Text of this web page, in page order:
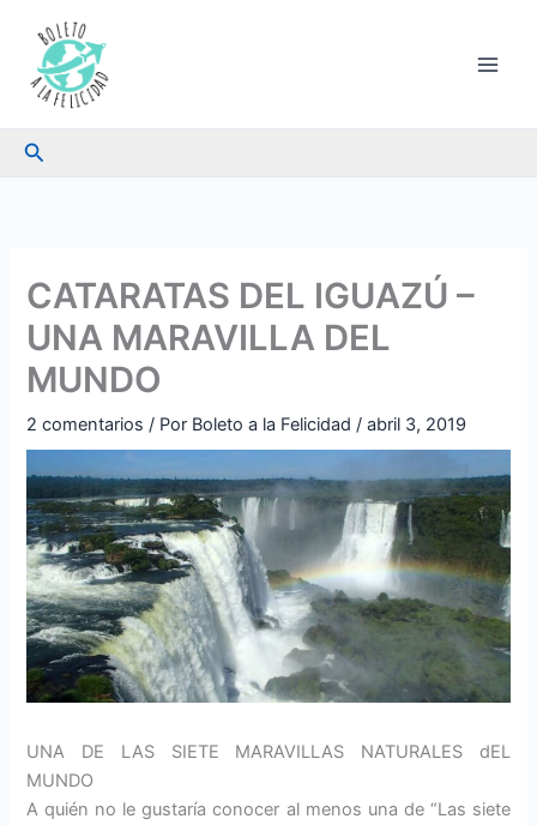
contenido
Buscar
CATARATAS DEL IGUAZÚ –
UNA MARAVILLA DEL
MUNDO
2 comentarios / Por Boleto a la Felicidad/abril 3, 2019
UNA DE LAS SIETE MARAVILLAS NATURALES dEL
MUNDO
A quién no le gustaría conocer al menos una de “Las siete